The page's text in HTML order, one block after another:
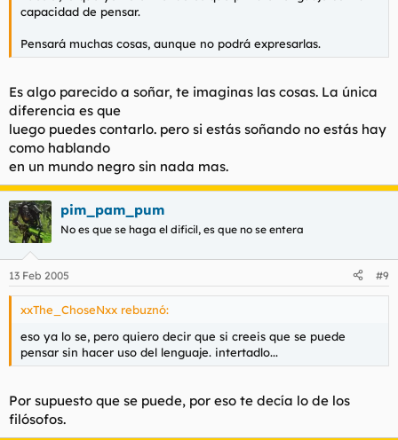
capacidad de pensar.
Pensará muchas cosas, aunque no podrá expresarlas.
Es algo parecido a soñar, te imaginas las cosas. La única
diferencia es que
luego puedes contarlo. pero si estás soñando no estás hay
como hablando
en un mundo negro sin nada mas.
pim_pam_pum
No es que se haga el dificil, es que no se entera
13 Feb 2005 #9
xxThe_ChoseNxx rebuznó:
eso ya lo se, pero quiero decir que si creeis que se puede
pensar sin hacer uso del lenguaje. intertadlo...
Por supuesto que se puede, por eso te decía lo de los
filósofos.